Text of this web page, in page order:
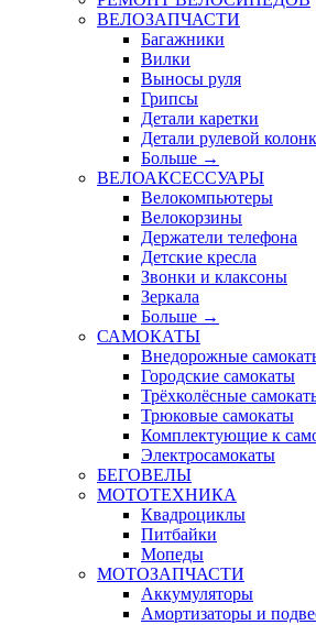
ВЕЛОЗАПЧАСТИ
Багажники
Вилки
Выносы руля
Грипсы
Детали каретки
Детали рулевой
Больше →
ВЕЛОАКСЕССУАРЫ
Велокомпьютеры
Велокорзины
Держатели телефона
Детские кресла
Звонки и клаксоны
Зеркала
Больше →
САМОКАТЫ
Внедорожные
Городские самокаты
Трёхколёсные
Трюковые самокаты
Комплектующие к
Электросамокаты
БЕГОВЕЛЫ
МОТОТЕХНИКА
Квадроциклы
Питбайки
Мопеды
МОТОЗАПЧАСТИ
Аккумуляторы
Амортизаторы и